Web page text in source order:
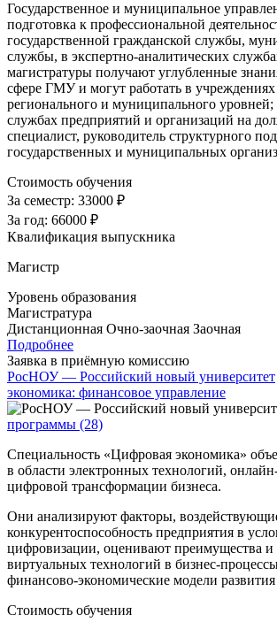
Государственное и муниципальное
подготовка к профессиональной
государственной гражданской службы,
службы, в экспертно-аналитических
магистратуры получают углубленные
сфере ГМУ и могут работать в учреждениях
регионального и муниципального
службах предприятий и организаций на
специалист, руководитель структурного
государственных и муниципальных
Стоимость обучения
За семестр: 33000 ₽
За год: 66000 ₽
Квалификация выпускника
Магистр
Уровень образования
Магистратура
Дистанционная Очно-заочная Заочная
Подробнее
Заявка в приёмную комиссию
РосНОУ — Российский новый университет
экономика: финансовое управление
программы (28)
Специальность «Цифровая экономика»
в области электронных технологий,
цифровой трансформации бизнеса.
Они анализируют факторы,
конкурентоспособность предприятия в
цифровизации, оценивают преимущества и
виртуальных технологий в бизнес-
финансово-экономические модели
Стоимость обучения